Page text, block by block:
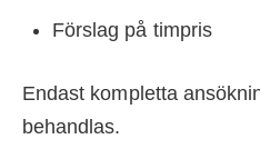
Förslag på timpris
Endast kompletta
behandlas.